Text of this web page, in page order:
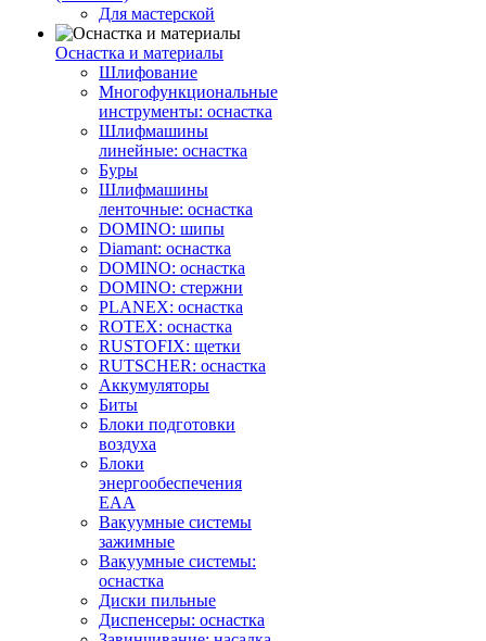
Для мастерской
Оснастка и материалы
Шлифование
Многофункциональные
инструменты: оснастка
Шлифмашины
линейные: оснастка
Буры
Шлифмашины
ленточные: оснастка
DOMINO: шипы
Diamant: оснастка
DOMINO: оснастка
DOMINO: стержни
PLANEX: оснастка
ROTEX: оснастка
RUSTOFIX: щетки
RUTSCHER: оснастка
Аккумуляторы
Биты
Блоки подготовки
воздуха
Блоки
энергообеспечения
EAA
Вакуумные системы
зажимные
Вакуумные системы:
оснастка
Диски пильные
Диспенсеры: оснастка